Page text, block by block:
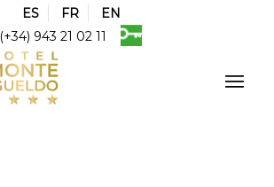
ES FR
EN
(+34) 943 21 02 11